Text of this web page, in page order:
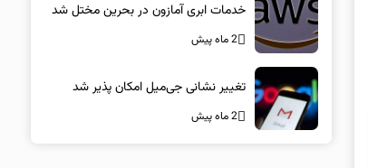
خدمات ابری آمازون در بحرین مختل شد
2 ماه پیش
تغییر نشانی جی‌میل امکان پذیر شد
2 ماه پیش